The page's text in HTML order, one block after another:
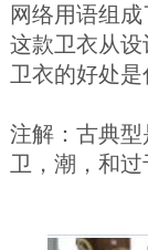
网络用语组
这款卫衣从设
卫衣的好处
注解：古典
卫，潮，和